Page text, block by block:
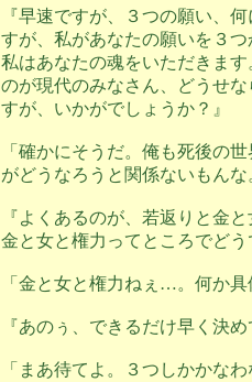
『早速ですが、３つの願い、
すが、私があなたの願いを３
私はあなたの魂をいただきま
のが現代のみなさん、どうせ
すが、いかがでしょうか？』
「確かにそうだ。俺も死後の
がどうなろうと関係ないもん
『よくあるのが、若返りと金
金と女と権力ってところでどう
「金と女と権力ねぇ…。何か
『あのぅ、できるだけ早く決
「まあ待てよ。３つしかかな